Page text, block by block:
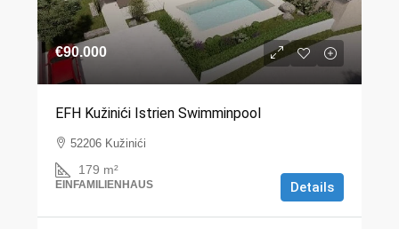
€90.000
EFH Kužinići Istrien Swimminpool
52206 Kužinići
179 m²
EINFAMILIENHAUS Details